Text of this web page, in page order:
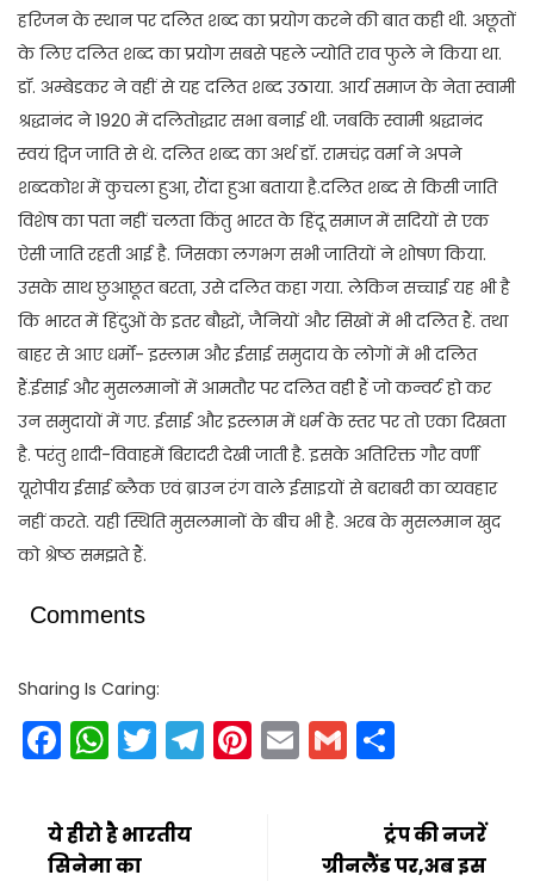
हरिजन के स्थान पर दलित शब्द का प्रयोग करने की बात कही थी. अछूतों
के लिए दलित शब्द का प्रयोग सबसे पहले ज्योति राव फुले ने किया था.
डॉ. अम्बेडकर ने वहीं से यह दलित शब्द उठाया. आर्य समाज के नेता स्वामी
श्रद्धानंद ने 1920 में दलितोद्धार सभा बनाई थी. जबकि स्वामी श्रद्धानंद
स्वयं द्विज जाति से थे. दलित शब्द का अर्थ डॉ. रामचंद्र वर्मा ने अपने
शब्दकोश में कुचला हुआ, रौंदा हुआ बताया है.दलित शब्द से किसी जाति
विशेष का पता नहीं चलता किंतु भारत के हिंदू समाज में सदियों से एक
ऐसी जाति रहती आई है. जिसका लगभग सभी जातियों ने शोषण किया.
उसके साथ छुआछूत बरता, उसे दलित कहा गया. लेकिन सच्चाई यह भी है
कि भारत में हिंदुओं के इतर बौद्धों, जैनियों और सिखों में भी दलित हैं. तथा
बाहर से आए धर्मों- इस्लाम और ईसाई समुदाय के लोगों में भी दलित
हैं.ईसाई और मुसलमानों में आमतौर पर दलित वही हैं जो कन्वर्ट हो कर
उन समुदायों में गए. ईसाई और इस्लाम में धर्म के स्तर पर तो एका दिखता
है. परंतु शादी-विवाहमें बिरादरी देखी जाती है. इसके अतिरिक्त गौर वर्णी
यूरोपीय ईसाई ब्लैक एवं ब्राउन रंग वाले ईसाइयों से बराबरी का व्यवहार
नहीं करते. यही स्थिति मुसलमानों के बीच भी है. अरब के मुसलमान खुद
को श्रेष्ठ समझते हैं.
Comments
Sharing Is Caring:
Facebook
WhatsApp
Twitter
Telegram
Pinterest
EmailGmail
ये हीरो है भारतीय
सिनेमा का
ट्रंप की नजरें
ग्रीनलैंड पर,अब इस